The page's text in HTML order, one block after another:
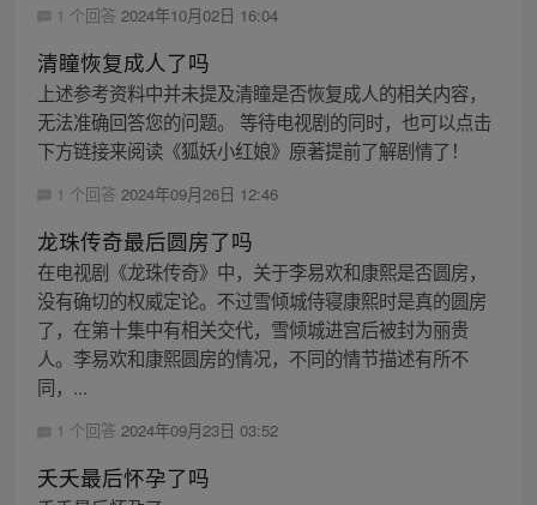
1 个回答 2024年10月02日 16:04
清瞳恢复成人了吗
上述参考资料中并未提及清瞳是否恢复成人的相关内容，
无法准确回答您的问题。 等待电视剧的同时，也可以点击
下方链接来阅读《狐妖小红娘》原著提前了解剧情了！
1 个回答 2024年09月26日 12:46
龙珠传奇最后圆房了吗
在电视剧《龙珠传奇》中，关于李易欢和康熙是否圆房，
没有确切的权威定论。不过雪倾城侍寝康熙时是真的圆房
了，在第十集中有相关交代，雪倾城进宫后被封为丽贵
人。李易欢和康熙圆房的情况，不同的情节描述有所不
同，...
1 个回答 2024年09月23日 03:52
夭夭最后怀孕了吗